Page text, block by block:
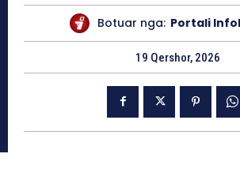
Botuar nga: Portali
19 Qershor, 2026